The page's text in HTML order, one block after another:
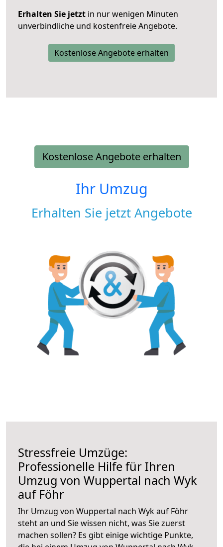
Erhalten Sie jetzt in nur wenigen Minuten
unverbindliche und kostenfreie Angebote.
Kostenlose Angebote erhalten
Kostenlose Angebote erhalten
Ihr Umzug
Erhalten Sie jetzt Angebote
Stressfreie Umzüge:
Professionelle Hilfe für Ihren
Umzug von Wuppertal nach Wyk
auf Föhr
Ihr Umzug von Wuppertal nach Wyk auf Föhr
steht an und Sie wissen nicht, was Sie zuerst
machen sollen? Es gibt einige wichtige Punkte,